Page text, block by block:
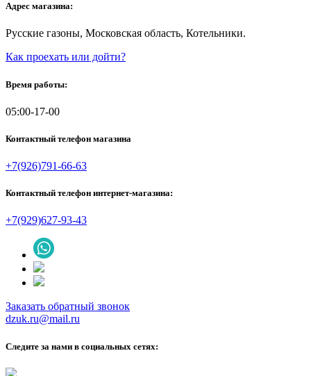
Адрес магазина:
Русские газоны, Московская область, Котельники.
Как проехать или дойти?
Время работы:
05:00-17-00
Контактный телефон магазина
+7(926)791-66-63
Контактный телефон интернет-магазина:
+7(929)627-93-43
Заказать обратный звонок
dzuk.ru@mail.ru
Следите за нами в социальных сетях: